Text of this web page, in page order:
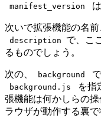
manifest_version
次いで拡張機能の名
description
で、こ
るものでしょう。
次の、 background
background.js
を指
張機能は何かしらの
ラウザが動作する裏